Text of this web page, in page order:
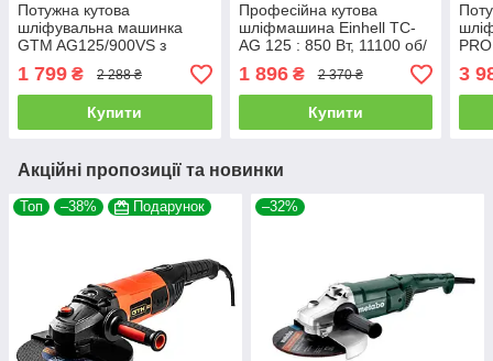
Потужна кутова
шліфувальна машинка
GTM AG125/900VS з
регулюванням обертів і
плавним пуском (2890)
1 799 ₴ 2 288 ₴
Купити
Професійна кутова
шліфмашина Einhell TC-
AG 125 : 850 Вт, 11100 об/
хв, діаметр диска 125 мм
(4430619)
1 896₴ 2 370 ₴
Купити
3
Акційні пропозиції та новинки
Топ –38% Подарунок –32%